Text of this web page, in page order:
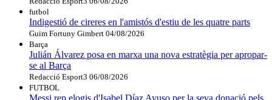
futbol
Indigestió de cireres en l'amistós d'estiu de les quatre parts
Guim Fortuny Gimbert 04/08/2026
Barça
Julián Álvarez posa en marxa una nova estratègia per apropar-
se al Barça
Redacció Esport3 06/08/2026
FUTBOL